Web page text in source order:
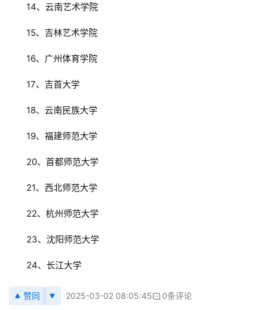
14、云南艺术学院
15、吉林艺术学院
16、广州体育学院
17、吉首大学
18、云南民族大学
19、福建师范大学
20、首都师范大学
21、西北师范大学
22、杭州师范大学
23、沈阳师范大学
24、长江大学
赞同 2025-03-02 08:05:45 0条评论